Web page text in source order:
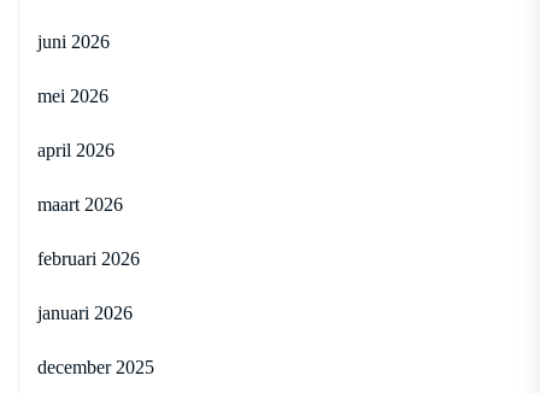
juni 2026
mei 2026
april 2026
maart 2026
februari 2026
januari 2026
december 2025